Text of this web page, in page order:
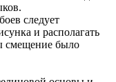
следует
и располагать
смещение было